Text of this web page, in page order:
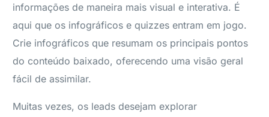
informações de maneira mais visual e interativa. É
aqui que os infográficos e quizzes entram em jogo.
Crie infográficos que resumam os principais pontos
do conteúdo baixado, oferecendo uma visão geral
fácil de assimilar.
Muitas vezes, os leads desejam explorar